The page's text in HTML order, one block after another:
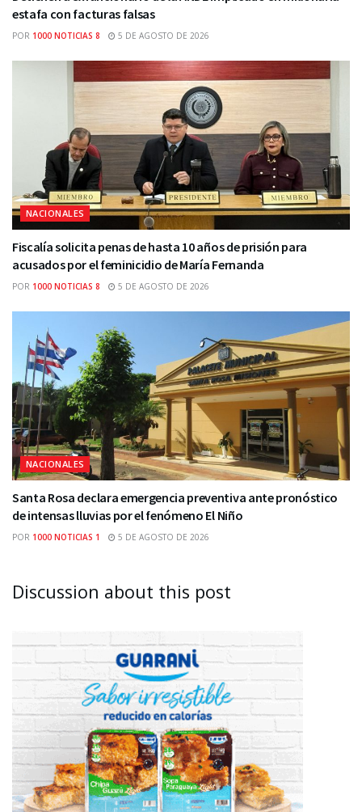
estafa con facturas falsas
POR 1000 NOTICIAS 8 5 DE AGOSTO DE 2026
NACIONALES
Fiscalía solicita penas de hasta 10 años de prisión para
acusados por el feminicidio de María Fernanda
POR 1000 NOTICIAS 8 5 DE AGOSTO DE 2026
NACIONALES
Santa Rosa declara emergencia preventiva ante pronóstico
de intensas lluvias por el fenómeno El Niño
POR 1000 NOTICIAS 1 5 DE AGOSTO DE 2026
Discussion about this post